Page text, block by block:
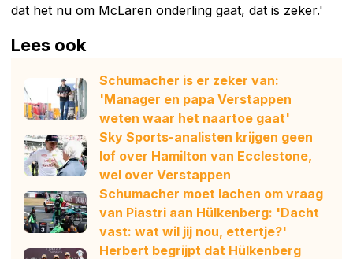
dat het nu om McLaren onderling gaat, dat is zeker.'
Lees ook
Schumacher is er zeker van:
'Manager en papa Verstappen
weten waar het naartoe gaat'
Sky Sports-analisten krijgen geen
lof over Hamilton van Ecclestone,
wel over Verstappen
Schumacher moet lachen om vraag
van Piastri aan Hülkenberg: 'Dacht
vast: wat wil jij nou, ettertje?'
Herbert begrijpt dat Hülkenberg